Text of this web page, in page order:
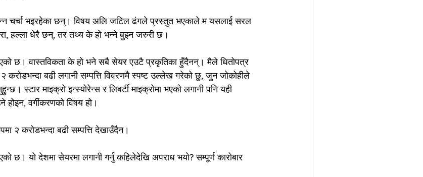
चर्चा भइरहेका छन्। विषय अलि जटिल ढंगले प्रस्तुत भएकाले म यसलाई सरल
हल्ला धेरै छन्, तर तथ्य के हो भन्ने बुझ्न जरुरी छ।
छ। वास्तविकता के हो भने सबै सेयर एउटै प्रकृतिका हुँदैनन्। मैले धितोपत्र
करोडभन्दा बढी लगानी सम्पत्ति विवरणमै स्पष्ट उल्लेख गरेको छु, जुन जोकोहीले
स्टार माइक्रो इन्स्योरेन्स र लिबर्टी माइक्रोमा भएको लगानी पनि यही
वर्गीकरणको विषय हो।
२ करोडभन्दा बढी सम्पत्ति देखाउँदैन।
छ। यो देशमा सेयरमा लगानी गर्नु कहिलेदेखि अपराध भयो? सम्पूर्ण कारोबार